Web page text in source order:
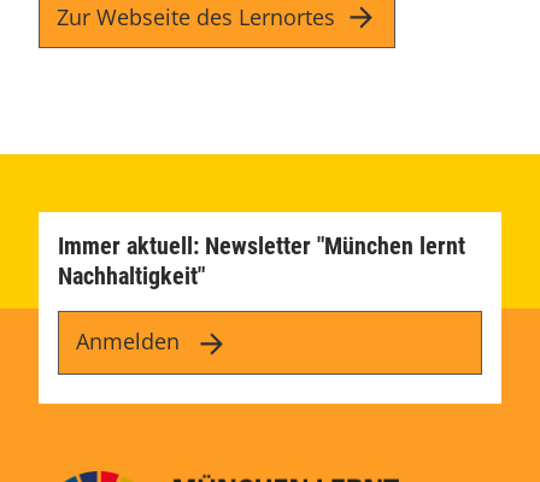
Zur Webseite des Lernortes
Immer aktuell: Newsletter "München lernt
Nachhaltigkeit"
Anmelden